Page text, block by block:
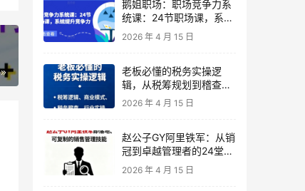
鹅姐职场：职场竞争力系
统课：24节职场课，系统
提升竞争力
2026 年 4 月 15 日
老板必懂的税务实操逻
辑，从税筹规划到稽查应
对，为企业稳健增长保驾
2026 年 4 月 15 日
赵公子GY阿里铁军：从销
冠到卓越管理者的24堂实
战课
2026 年 4 月 15 日